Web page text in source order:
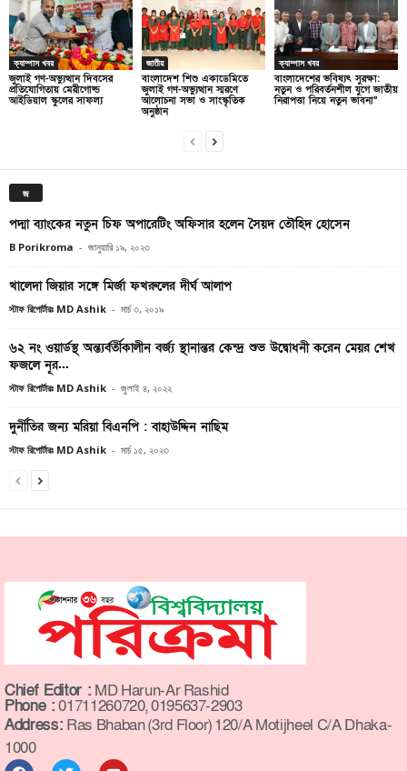
ক্যাম্পাস খবর
জুলাই গণ-অভ্যুত্থান দিবসের
প্রতিযোগিতায় মেরীগোল্ড
আইডিয়াল স্কুলের সাফল্য
জাতীয়
বাংলাদেশ শিশু একাডেমিতে
জুলাই গণ-অভ্যুত্থান স্মরণে
আলোচনা সভা ও সাংস্কৃতিক
অনুষ্ঠান
ক্যাম্পাস খবর
বাংলাদেশের ভবিষ্যৎ সুরক্ষা:
নতুন ও পরিবর্তনশীল যুগে জাতীয়
নিরাপত্তা নিয়ে নতুন ভাবনা”
জ
পদ্মা ব্যাংকের নতুন চিফ অপারেটিং অফিসার হলেন সৈয়দ তৌহিদ হোসেন
B Porikroma - জানুয়ারি ১৯, ২০২৩
খালেদা জিয়ার সঙ্গে মির্জা ফখরুলের দীর্ঘ আলাপ
স্টাফ রিপোর্টারঃ MD Ashik - মার্চ ৩, ২০১৯
৬২ নং ওয়ার্ডস্থ অন্ত্যর্বর্তীকালীন বর্জ্য স্থানান্তর কেন্দ্র শুভ উদ্বোধনী করেন মেয়র শেখ
ফজলে নূর...
স্টাফ রিপোর্টারঃ MD Ashik - জুলাই ৪, ২০২২
দুর্নীতির জন্য মরিয়া বিএনপি : বাহাউদ্দিন নাছিম
স্টাফ রিপোর্টারঃ MD Ashik - মার্চ ১৫, ২০২৩
Chief Editor : MD Harun-Ar Rashid
Phone :01711260720, 0195637-2903
Address: Ras Bhaban (3rd Floor) 120/A Motijheel C/A Dhaka-
1000